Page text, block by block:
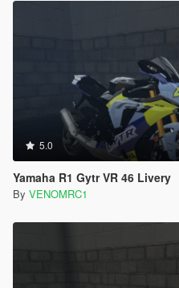
5.0
Yamaha R1 Gytr VR 46 Livery
By VENOMRC1